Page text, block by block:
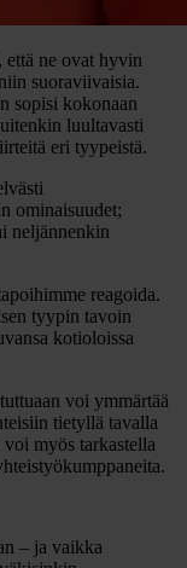
että ne ovat hyvin
suoraviivaisia.
sopisi kokonaan
luultavasti
eri tyypeistä.
ominaisuudet;
neljännenkin
reagoida.
tyypin tavoin
kotioloissa
voi ymmärtää
tietyllä tavalla
myös tarkastella
– ja vaikka